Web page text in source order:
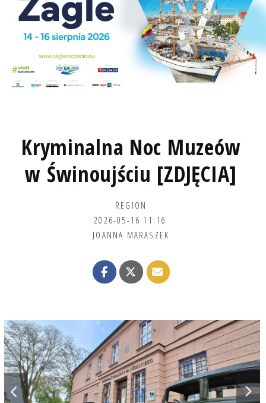
Kryminalna Noc Muzeów
w Świnoujściu [ZDJĘCIA]
REGION
2026-05-16 11:16
JOANNA MARASZEK